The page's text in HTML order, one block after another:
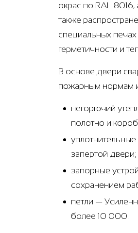
окрас по RAL
также
специальных
герметичности и
В основе двери
пожарным нормам
негорючий
полотно и
запертой двери;
запорные
сохранением
петли —
более 10 000.